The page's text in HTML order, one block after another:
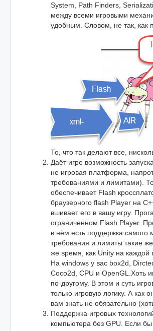
System, Path Finders,
между всеми игровыми
удобным. Словом, не так, как
То, что так делают все,
Даёт игре возможность
не игровая платформа,
требованиями и лимитами).
обеспечивает Flash
браузерного flash Player на
вшивает его в вашу игру.
ограниченном Flash Player.
в нём есть поддержка
требования и лимиты такие
же время, как Unity на
На windows у вас box2d,
Coco2d, CPU и OpenGL.Хоть
по-другому. В этом и суть
только игровую логику. А
вам знать не обязательно
Поддержка игровых
компьютера без GPU. Если